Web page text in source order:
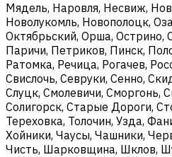
Мядель, Наровля, Несвиж,
Новолукомль, Новополоцк,
Октябрьский, Орша, Острино,
Паричи, Петриков, Пинск,
Ратомка, Речица, Рогачев,
Свислочь, Севруки, Сенно,
Слуцк, Смолевичи, Сморгонь,
Солигорск, Старые Дороги,
Тереховка, Толочин, Узда,
Хойники, Чаусы, Чашники,
Чисть, Шарковщина, Шклов,